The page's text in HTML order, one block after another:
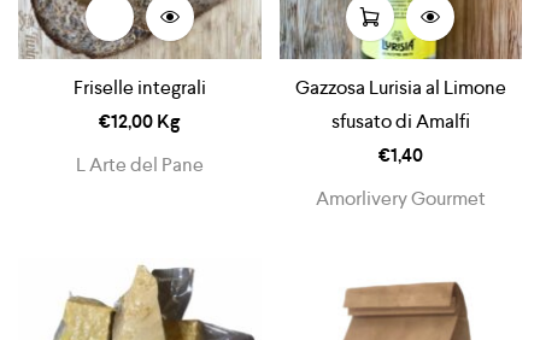
Friselle integrali
€12,00Kg
L Arte del Pane
Gazzosa Lurisia al Limone
sfusato di Amalfi
€1,40
Amorlivery Gourmet